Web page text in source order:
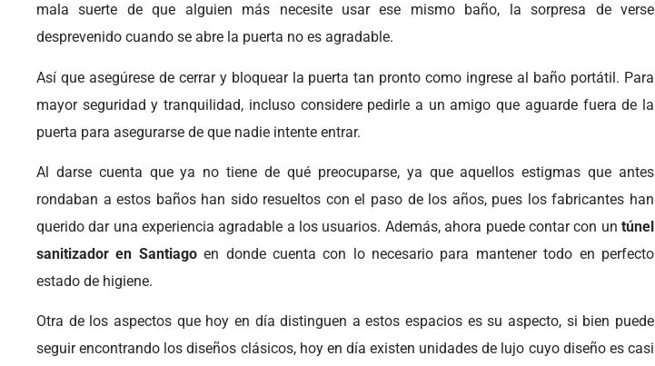
mala suerte de que alguien más necesite usar ese mismo baño, la sorpresa de verse
desprevenido cuando se abre la puerta no es agradable.
Así que asegúrese de cerrar y bloquear la puerta tan pronto como ingrese al baño portátil. Para
mayor seguridad y tranquilidad, incluso considere pedirle a un amigo que aguarde fuera de la
puerta para asegurarse de que nadie intente entrar.
Al darse cuenta que ya no tiene de qué preocuparse, ya que aquellos estigmas que antes
rondaban a estos baños han sido resueltos con el paso de los años, pues los fabricantes han
querido dar una experiencia agradable a los usuarios. Además, ahora puede contar con un túnel
sanitizador en Santiagoen donde cuenta con lo necesario para mantener todo en perfecto
estado de higiene.
Otra de los aspectos que hoy en día distinguen a estos espacios es su aspecto, si bien puede
seguir encontrando los diseños clásicos, hoy en día existen unidades de lujo cuyo diseño es casi